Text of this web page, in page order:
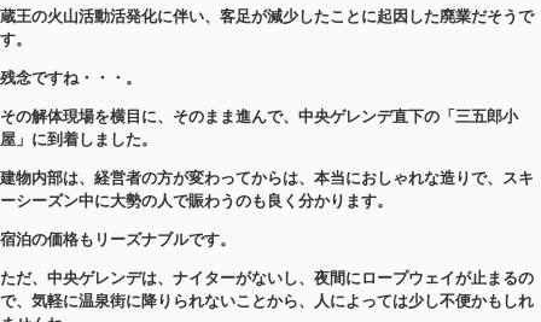
蔵王の火山活動活発化に伴い、客足が減少したことに起因した廃業だそうで
す。
残念ですね・・・。
その解体現場を横目に、そのまま進んで、中央ゲレンデ直下の「三五郎小
屋」に到着しました。
建物内部は、経営者の方が変わってからは、本当におしゃれな造りで、スキ
ーシーズン中に大勢の人で賑わうのも良く分かります。
宿泊の価格もリーズナブルです。
ただ、中央ゲレンデは、ナイターがないし、夜間にロープウェイが止まるの
で、気軽に温泉街に降りられないことから、人によっては少し不便かもしれ